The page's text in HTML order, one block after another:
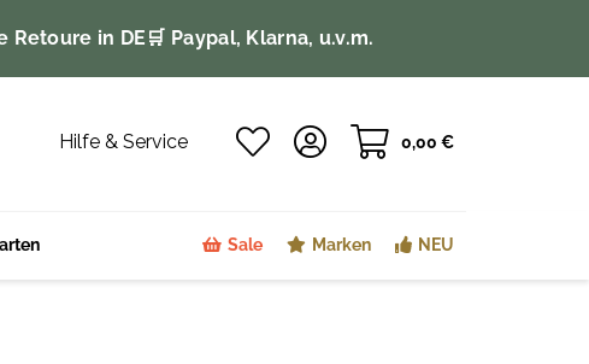
Retoure in DE 🛒 Paypal, Klarna, u.v.m.
Hilfe & Service 0,00 €
Sale Marken NEU